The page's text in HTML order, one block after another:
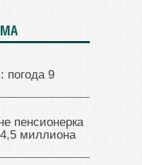
погода 9
пенсионерка
миллиона